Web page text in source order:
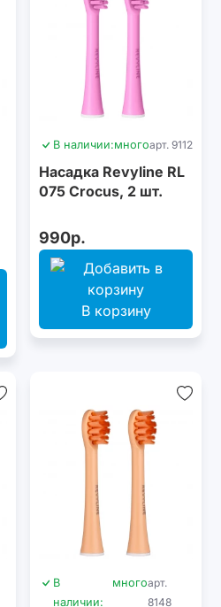
В наличии:многоарт. 9112
Насадка Revyline RL
075 Сrocus, 2 шт.
990р.
В корзину
В
наличии:
многоарт.
8148